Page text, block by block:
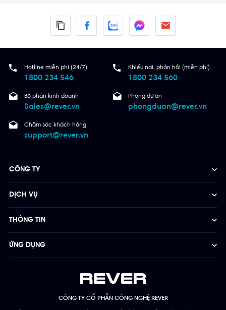
Hotline miễn phí (24/7)
1800 234 546
Khiếu nại, phản hồi (miễn phí)
1800 234 560
Bộ phận kinh doanh
Sales@rever.vn
Phòng dự án
phongduan@rever.vn
Chăm sóc khách hàng
support@rever.vn
CÔNG TY CỔ PHẦN CÔNG NGHỆ REVER
CÔNG TY
DỊCH VỤ
THÔNG TIN
ỨNG DỤNG